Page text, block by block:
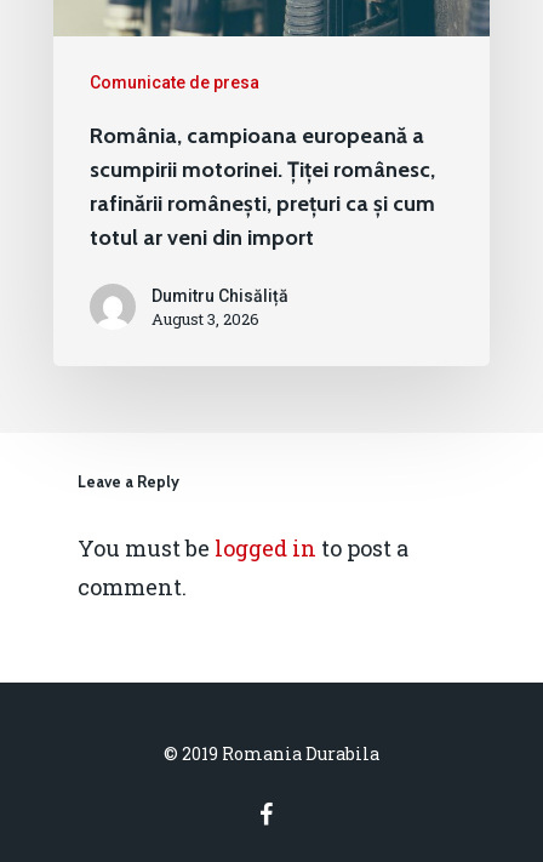
Comunicate de presa
România, campioana europeană a
scumpirii motorinei. Țiței românesc,
rafinării românești, prețuri ca și cum
totul ar veni din import
Dumitru Chisăliță
August 3, 2026
Leave a Reply
You must be logged in to post a
comment.
© 2019 Romania Durabila